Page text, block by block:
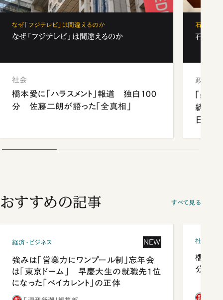
なぜ「フジテレビ」は間違えるのか
なぜ「フジテレビ」は間違えるのか
社会
橋本愛に「ハラスメント」報道 独白100
分 佐藤二朗が語った「全真相」
石破茂、
石破茂
政治
「楽し
統領と
日米
おすすめの記事 すべて見る
経済・ビジネス NEW
強みは「営業力にワンプール制」忘年会
は「東京ドーム」 早慶大生の就職先1位
になった「ベイカレント」の正体
社会
橋本愛
分 佐